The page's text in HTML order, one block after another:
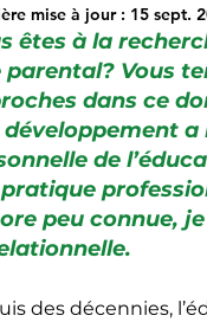
mise à jour : 15 sept.
êtes à la
parental? Vous
dans ce
développement
de
peu connue,
des décennies,